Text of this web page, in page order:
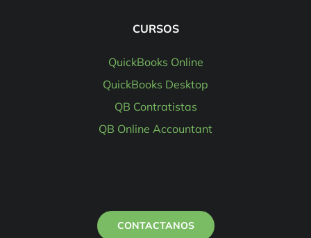
CURSOS
QuickBooks Online
QuickBooks Desktop
QB Contratistas
QB Online Accountant
CONTACTANOS